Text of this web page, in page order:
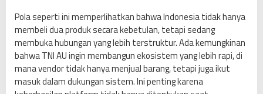
Pola seperti ini memperlihatkan bahwa Indonesia tidak hanya
membeli dua produk secara kebetulan, tetapi sedang
membuka hubungan yang lebih terstruktur. Ada kemungkinan
bahwa TNI AU ingin membangun ekosistem yang lebih rapi, di
mana vendor tidak hanya menjual barang, tetapi juga ikut
masuk dalam dukungan sistem. Ini penting karena